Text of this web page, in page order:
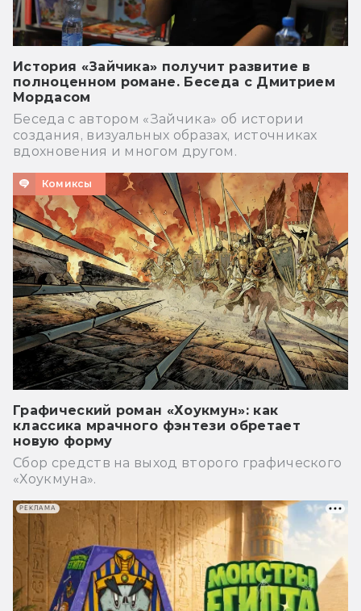
История «Зайчика» получит развитие в
полноценном романе. Беседа с Дмитрием
Мордасом
Беседа с автором «Зайчика» об истории
создания, визуальных образах, источниках
вдохновения и многом другом.
Комиксы
Графический роман «Хоукмун»: как
классика мрачного фэнтези обретает
новую форму
Сбор средств на выход второго графического
«Хоукмуна».
РЕКЛАМА